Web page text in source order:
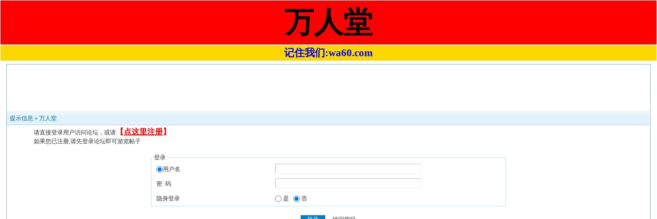
万人堂
记住我们:wa60.com
提示信息 »万人堂
请直接登录用户访问论坛，或请 【 点这里注册】
如果您已注册,请先登录论坛即可游览帖子
登录
用户名
密 码
隐身登录 是 否